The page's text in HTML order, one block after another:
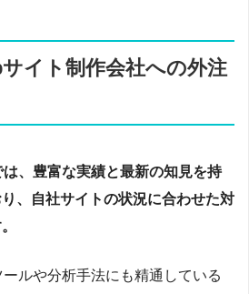
イト制作会社への外注
、豊富な実績と最新の知見を持
、自社サイトの状況に合わせた対
ルや分析手法にも精通している